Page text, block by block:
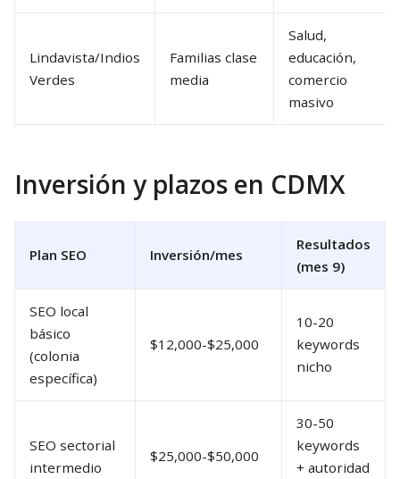
Lindavista/Indios
Verdes
Familias clase
media
Salud,
educación,
comercio
masivo
Inversión y plazos en CDMX
Plan SEO Inversión/mes
Resultados
(mes 9)
SEO local
básico
(colonia
específica)
$12,000-$25,000
10-20
keywords
nicho
SEO sectorial
intermedio
$25,000-$50,000
30-50
keywords
+ autoridad